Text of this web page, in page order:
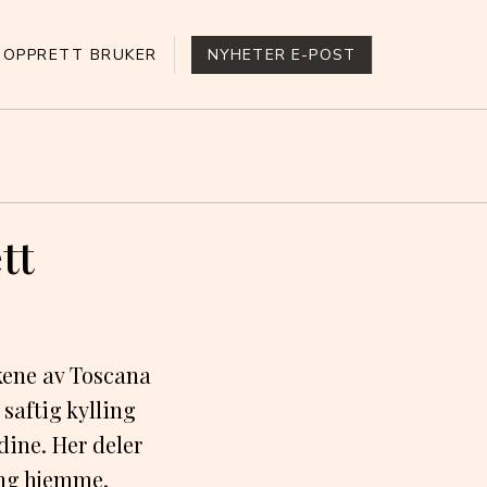
OPPRETT BRUKER NYHETER E-POST
av Toscana
saftig kylling
Her deler
hjemme.